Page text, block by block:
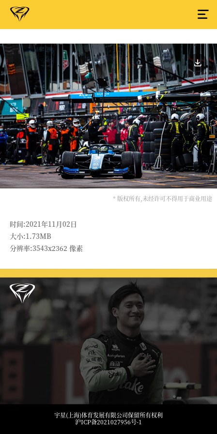
* 版权所有,未经许可不得用于商业用途
时间:2021年11月02日
大小:1.73MB
分辨率:3543x2362 像素
宇星(上海)体育发展有限公司保留所有权利
沪ICP备2021027956号-1